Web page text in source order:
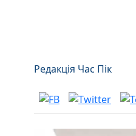
Редакція Час Пік